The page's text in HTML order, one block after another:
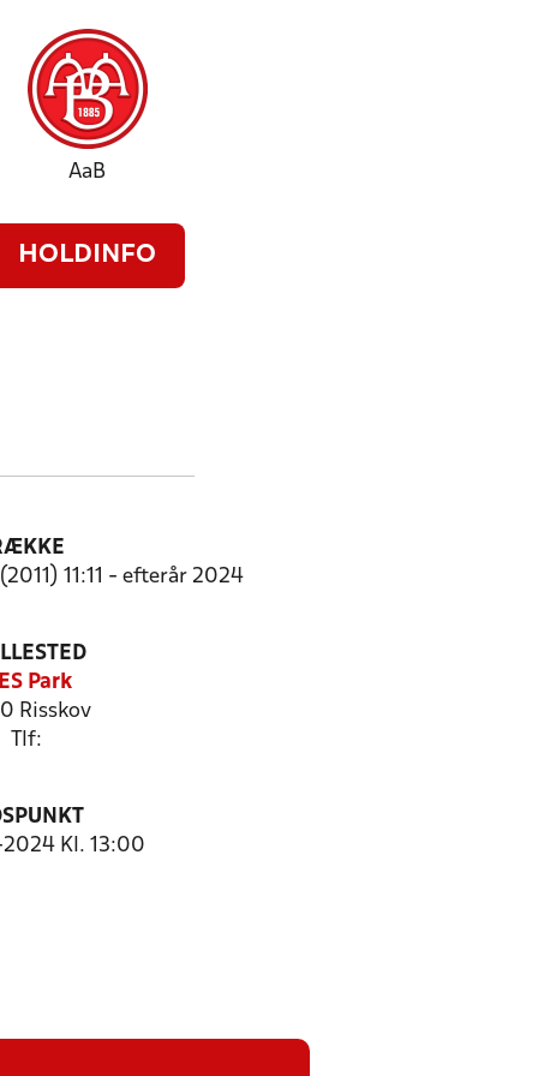
AaB
HOLDINFO
11:11 - efterår 2024
Park
Risskov
Tlf:
2024 Kl. 13:00